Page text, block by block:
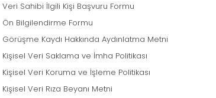
Veri Sahibi İlgili Kişi Başvuru Formu
Ön Bilgilendirme Formu
Görüşme Kaydı Hakkında Aydınlatma Metni
Kişisel Veri Saklama ve İmha Politikası
Kişisel Veri Koruma ve İşleme Politikası
Kişisel Veri Rıza Beyanı Metni